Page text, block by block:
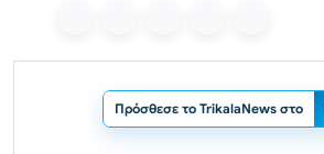
Πρόσθεσε το TrikalaNews στο